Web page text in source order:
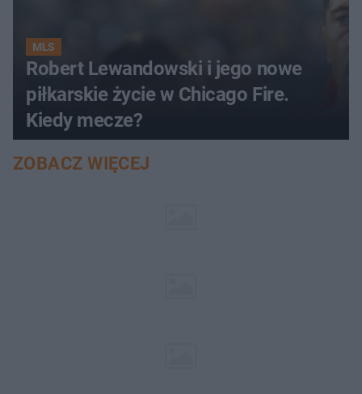
MLS
Robert Lewandowski i jego nowe
piłkarskie życie w Chicago Fire.
Kiedy mecze?
ZOBACZ WIĘCEJ